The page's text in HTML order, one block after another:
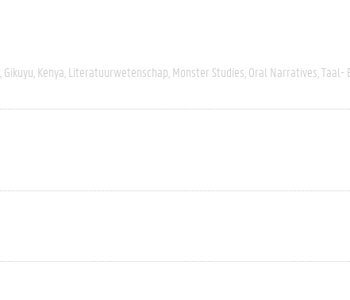
Gikuyu Kenya Literatuurwetenschap Monster Studies Oral Narratives Taal-